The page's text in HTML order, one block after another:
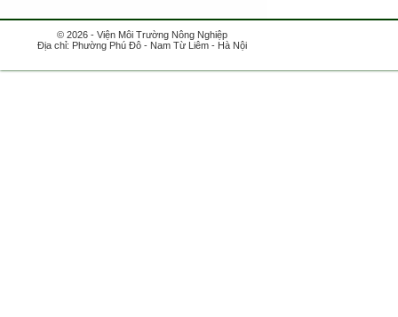
© 2026 - Viện Môi Trường Nông Nghiệp
Địa chỉ: Phường Phú Đô - Nam Từ Liêm - Hà Nội